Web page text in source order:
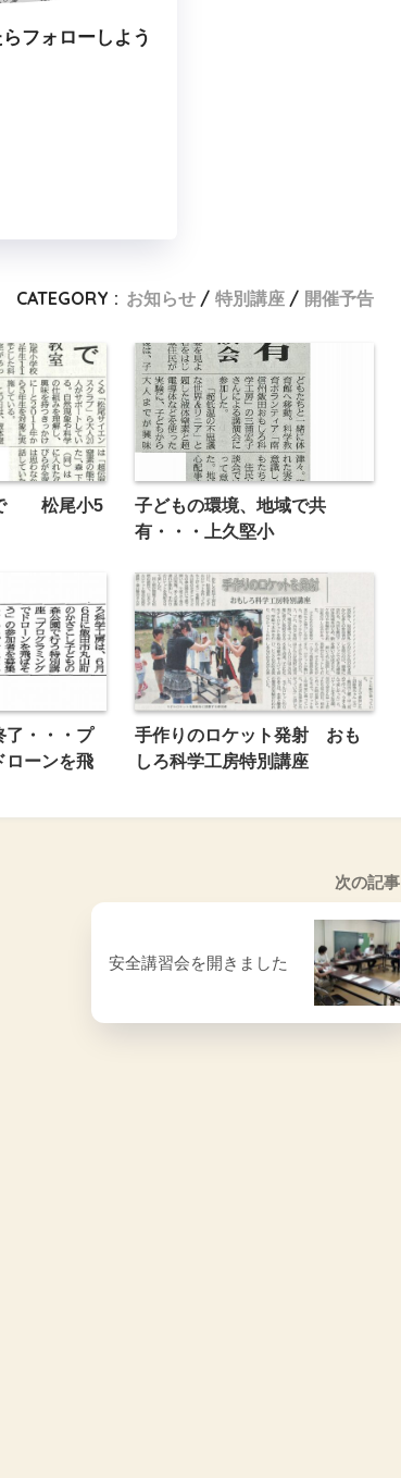
フォローしよう
CATEGORY : お知らせ 特別講座 開催予告
で 松尾小5
子どもの環境、地域で共
有・・・上久堅小
・・・プ
ローンを飛
手作りのロケット発射 おも
しろ科学工房特別講座
次の記事
安全講習会を開きました